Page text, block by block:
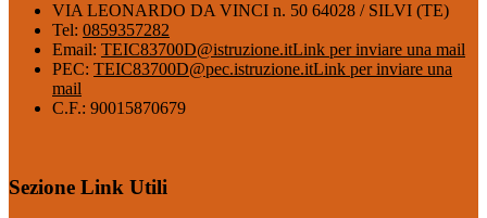
VIA LEONARDO DA VINCI n. 50 64028 / SILVI (TE)
Tel: 0859357282
Email: TEIC83700D@istruzione.itLink per inviare una mail
PEC: TEIC83700D@pec.istruzione.itLink per inviare una
mail
C.F.: 90015870679
Sezione Link Utili